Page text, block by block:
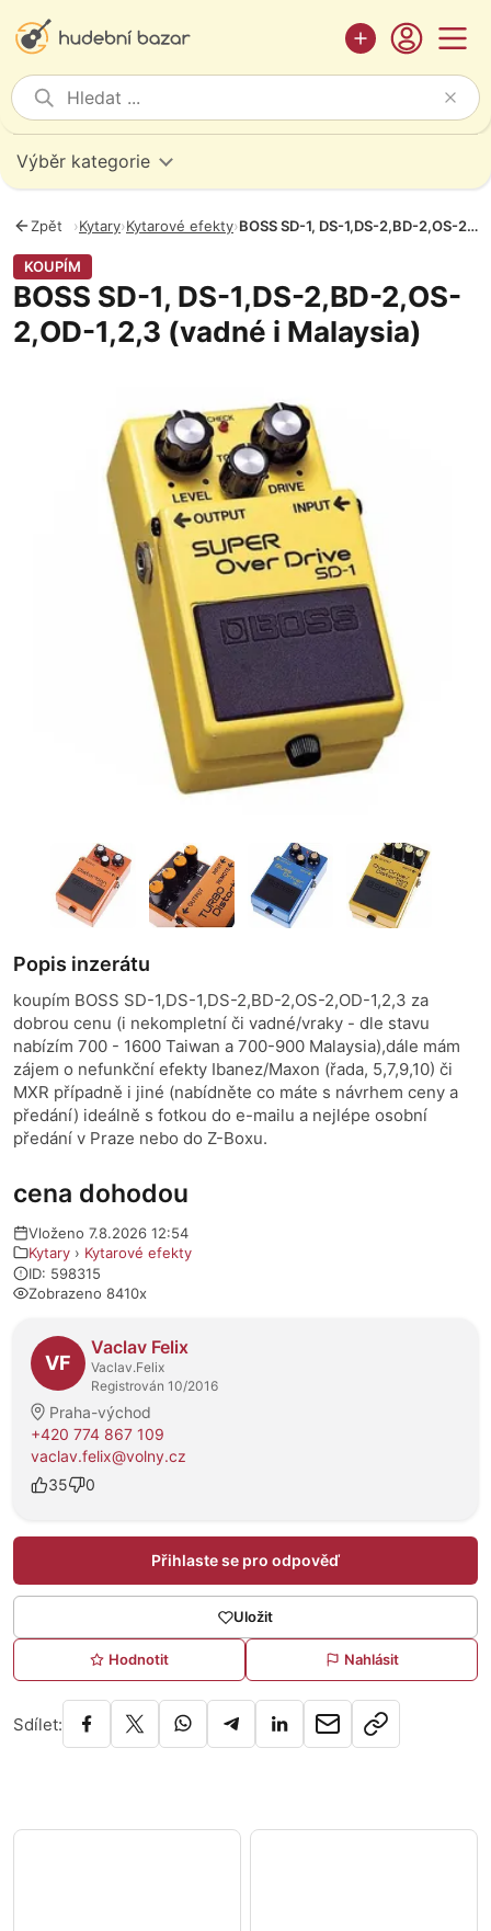
Výběr kategorie
Zpět ›Kytary›Kytarové efekty› BOSS SD-1, DS-1,DS-2,BD-2,OS-2,OD-1,2,3 (vadné i Malaysia)
KOUPÍM
BOSS SD-1, DS-1,DS-2,BD-2,OS-
2,OD-1,2,3 (vadné i Malaysia)
cena dohodou
Vloženo 7.8.2026 12:54
Kytary › Kytarové efekty
ID: 598315
Zobrazeno 8410x
O prodejci
VF
Vaclav Felix
Vaclav.Felix
Registrován 10/2016
Praha-východ
+420 774 867 109
vaclav.felix@volny.cz
35
0
Přihlaste se pro odpověď
Uložit
Hodnotit Nahlásit
Sdílet:
Popis inzerátu
koupím BOSS SD-1,DS-1,DS-2,BD-2,OS-2,OD-1,2,3 za
dobrou cenu (i nekompletní či vadné/vraky - dle stavu
nabízím 700 - 1600 Taiwan a 700-900 Malaysia),dále mám
zájem o nefunkční efekty Ibanez/Maxon (řada, 5,7,9,10) či
MXR případně i jiné (nabídněte co máte s návrhem ceny a
předání) ideálně s fotkou do e-mailu a nejlépe osobní
předání v Praze nebo do Z-Boxu.